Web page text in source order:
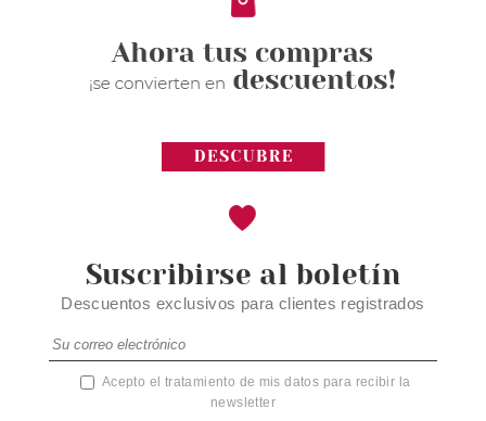
Suscribirse al boletín
Descuentos exclusivos para clientes registrados
Acepto el tratamiento de mis datos para recibir la
newsletter